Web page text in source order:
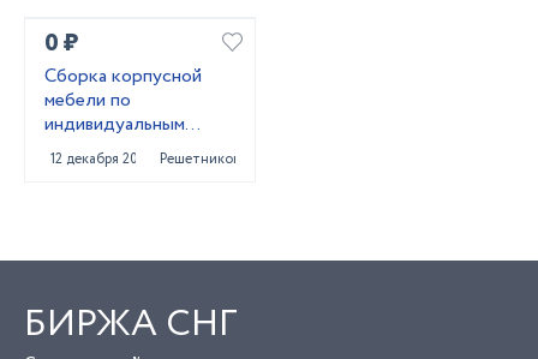
0 ₽
Сборка корпусной
мебели по
индивидуальным
размерам в Твери
12 декабря 2021 Решетниково
БИРЖА СНГ